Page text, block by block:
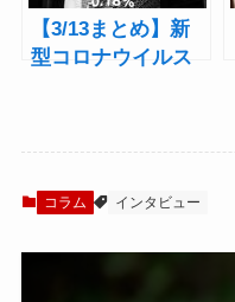
【3/13まとめ】新
型コロナウイルス
応（地区別）
コラム インタビュー